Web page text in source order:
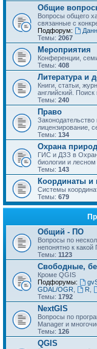
Общие
Вопросы общего
связанные с
Подфорум:
Темы: 2067
Мероприятия
Конференции,
Темы: 408
Литература и
Книги, статьи,
английский. Поиск
Темы: 240
Право
лицензирование,
Темы: 134
Охрана
ГИС и ДЗЗ в
биологии и лесном
Темы: 143
Координаты и
Системы
Темы: 679
Общий - ПО
Вопросы по
непонятно к какой
Темы: 1123
Свободные,
Кроме QGIS
Подфорумы:
GDAL/OGR
R
Темы: 1792
NextGIS
Вопросы по
Manager и
Темы: 126
QGIS